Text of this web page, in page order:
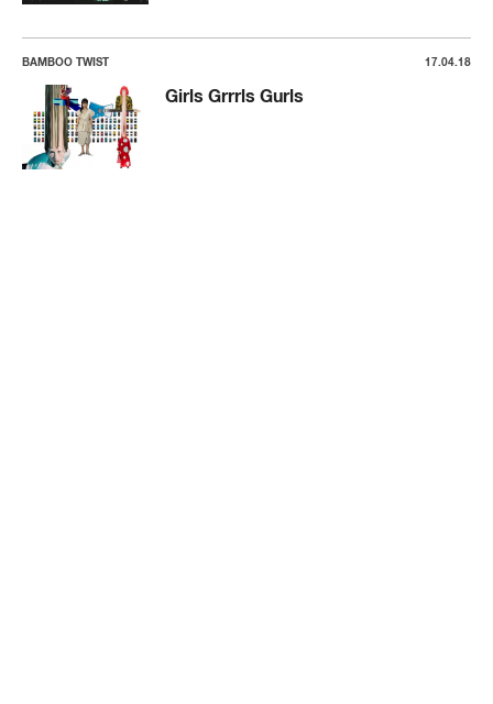
BAMBOO TWIST 17.04.18
Girls Grrrls Gurls